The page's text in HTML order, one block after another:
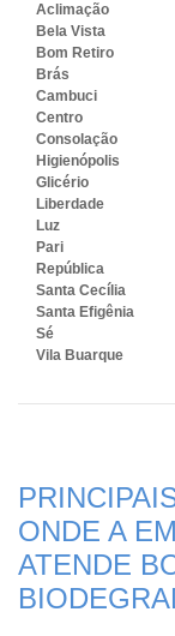
Aclimação
Bela Vista
Bom Retiro
Brás
Cambuci
Centro
Consolação
Higienópolis
Glicério
Liberdade
Luz
Pari
República
Santa Cecília
Santa Efigênia
Sé
Vila Buarque
ONDE A
ATENDE